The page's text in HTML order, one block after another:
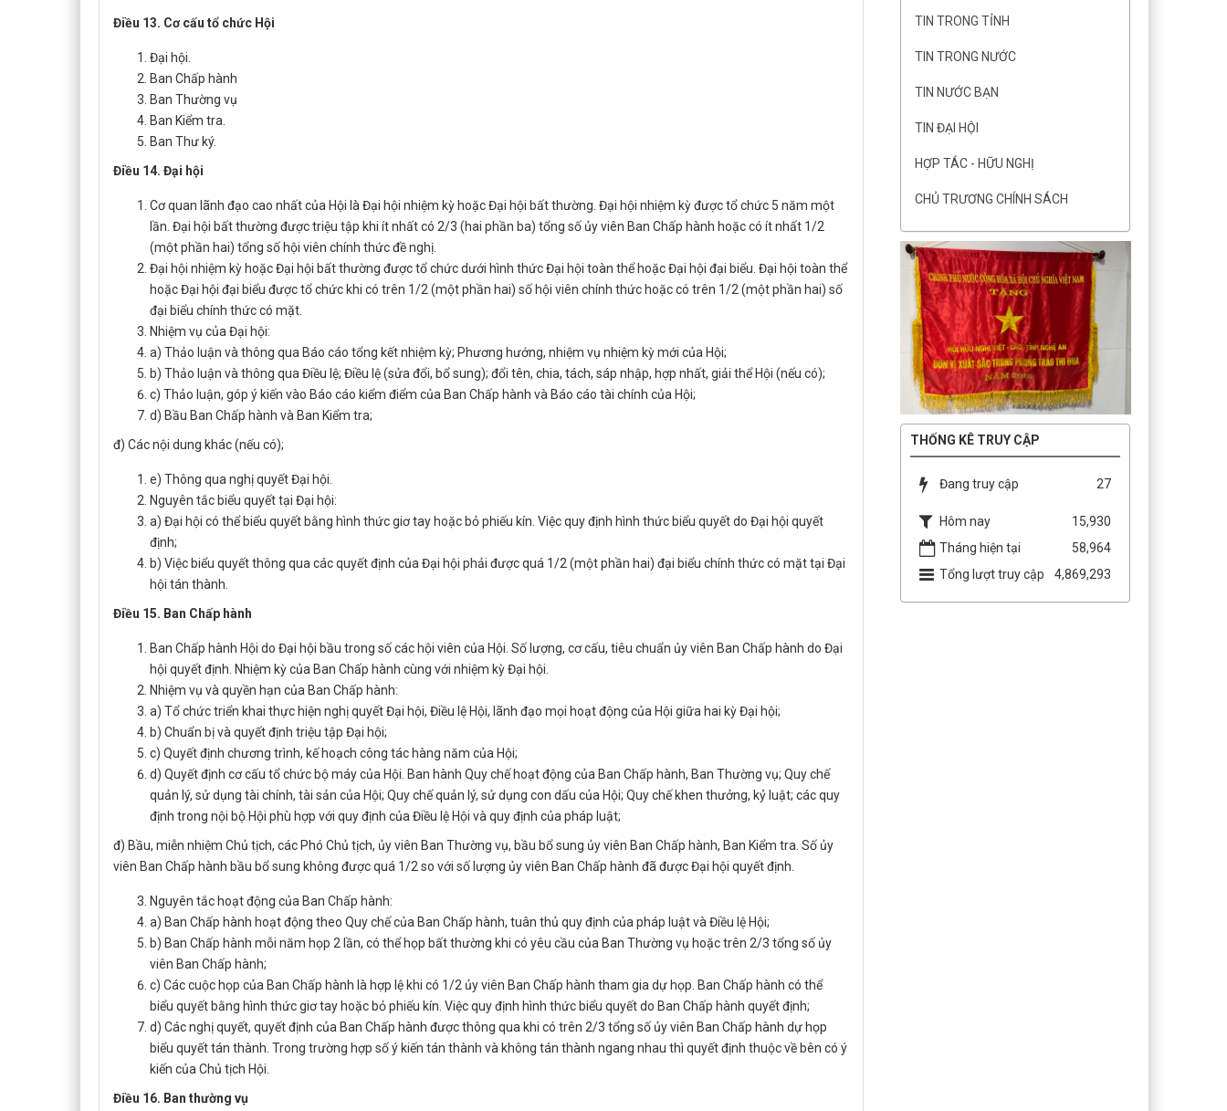
Điều 13. Cơ cấu tổ chức Hội
Đại hội.
Ban Chấp hành
Ban Thường vụ
Ban Kiểm tra.
Ban Thư ký.
Điều 14. Đại hội
Cơ quan lãnh đạo cao nhất của Hội là Đại hội nhiệm kỳ hoặc Đại hội bất thường. Đại hội nhiệm kỳ được tổ chức 5 năm một
lần. Đại hội bất thường được triệu tập khi ít nhất có 2/3 (hai phần ba) tổng số ủy viên Ban Chấp hành hoặc có ít nhất 1/2
(một phần hai) tổng số hội viên chính thức đề nghị.
Đại hội nhiệm kỳ hoặc Đại hội bất thường được tổ chức dưới hình thức Đại hội toàn thể hoặc Đại hội đại biểu. Đại hội toàn thể
hoặc Đại hội đại biểu được tổ chức khi có trên 1/2 (một phần hai) số hội viên chính thức hoặc có trên 1/2 (một phần hai) số
đại biểu chính thức có mặt.
Nhiệm vụ của Đại hội:
a) Thảo luận và thông qua Báo cáo tổng kết nhiệm kỳ; Phương hướng, nhiệm vụ nhiệm kỳ mới của Hội;
b) Thảo luận và thông qua Điều lệ; Điều lệ (sửa đổi, bổ sung); đổi tên, chia, tách, sáp nhập, hợp nhất, giải thể Hội (nếu có);
c) Thảo luận, góp ý kiến vào Báo cáo kiểm điểm của Ban Chấp hành và Báo cáo tài chính của Hội;
d) Bầu Ban Chấp hành và Ban Kiểm tra;
đ) Các nội dung khác (nếu có);
e) Thông qua nghị quyết Đại hội.
Nguyên tắc biểu quyết tại Đại hội:
a) Đại hội có thể biểu quyết bằng hình thức giơ tay hoặc bỏ phiếu kín. Việc quy định hình thức biểu quyết do Đại hội quyết
định;
b) Việc biểu quyết thông qua các quyết định của Đại hội phải được quá 1/2 (một phần hai) đại biểu chính thức có mặt tại Đại
hội tán thành.
Điều 15. Ban Chấp hành
Ban Chấp hành Hội do Đại hội bầu trong số các hội viên của Hội. Số lượng, cơ cấu, tiêu chuẩn ủy viên Ban Chấp hành do Đại
hội quyết định. Nhiệm kỳ của Ban Chấp hành cùng với nhiệm kỳ Đại hội.
Nhiệm vụ và quyền hạn của Ban Chấp hành:
a) Tổ chức triển khai thực hiện nghị quyết Đại hội, Điều lệ Hội, lãnh đạo mọi hoạt động của Hội giữa hai kỳ Đại hội;
b) Chuẩn bị và quyết định triệu tập Đại hội;
c) Quyết định chương trình, kế hoạch công tác hàng năm của Hội;
d) Quyết định cơ cấu tổ chức bộ máy của Hội. Ban hành Quy chế hoạt động của Ban Chấp hành, Ban Thường vụ; Quy chế
quản lý, sử dụng tài chính, tài sản của Hội; Quy chế quản lý, sử dụng con dấu của Hội; Quy chế khen thưởng, kỷ luật; các quy
định trong nội bộ Hội phù hợp với quy định của Điều lệ Hội và quy định của pháp luật;
đ) Bầu, miễn nhiệm Chủ tịch, các Phó Chủ tịch, ủy viên Ban Thường vụ, bầu bổ sung ủy viên Ban Chấp hành, Ban Kiểm tra. Số ủy
viên Ban Chấp hành bầu bổ sung không được quá 1/2 so với số lượng ủy viên Ban Chấp hành đã được Đại hội quyết định.
Nguyên tắc hoạt động của Ban Chấp hành:
a) Ban Chấp hành hoạt động theo Quy chế của Ban Chấp hành, tuân thủ quy định của pháp luật và Điều lệ Hội;
b) Ban Chấp hành mỗi năm họp 2 lần, có thể họp bất thường khi có yêu cầu của Ban Thường vụ hoặc trên 2/3 tổng số ủy
viên Ban Chấp hành;
c) Các cuộc họp của Ban Chấp hành là hợp lệ khi có 1/2 ủy viên Ban Chấp hành tham gia dự họp. Ban Chấp hành có thể
biểu quyết bằng hình thức giơ tay hoặc bỏ phiếu kín. Việc quy định hình thức biểu quyết do Ban Chấp hành quyết định;
d) Các nghị quyết, quyết định của Ban Chấp hành được thông qua khi có trên 2/3 tổng số ủy viên Ban Chấp hành dự họp
biểu quyết tán thành. Trong trường hợp số ý kiến tán thành và không tán thành ngang nhau thì quyết định thuộc về bên có ý
kiến của Chủ tịch Hội.
Điều 16. Ban thường vụ
TIN TRONG TỈNH
TIN TRONG NƯỚC
TIN NƯỚC BẠN
TIN ĐẠI HỘI
HỢP TÁC - HỮU NGHỊ
CHỦ TRƯƠNG CHÍNH SÁCH
THỐNG KÊ TRUY CẬP
Đang truy cập 27
Hôm nay
15,930
Tháng hiện tại
58,964
Tổng lượt truy cập
4,869,293